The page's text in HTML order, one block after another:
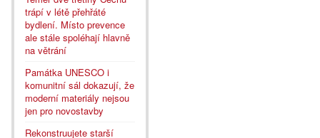
trápí v létě přehřáté
bydlení. Místo prevence
ale stále spoléhají hlavně
na větrání
Památka UNESCO i
komunitní sál dokazují, že
moderní materiály nejsou
jen pro novostavby
Rekonstruujete starší